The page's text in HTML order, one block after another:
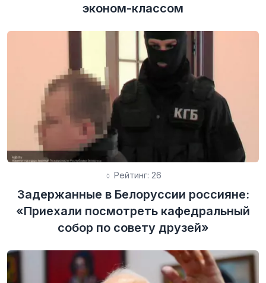
эконом-классом
Рейтинг: 26
Задержанные в Белоруссии россияне:
«Приехали посмотреть кафедральный
собор по совету друзей»